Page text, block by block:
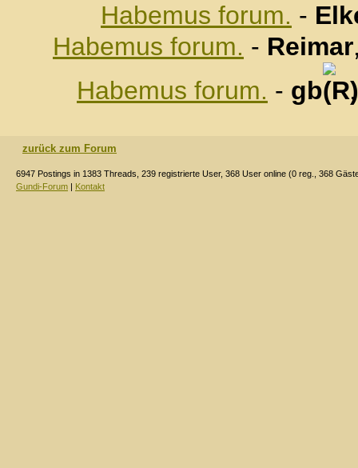
Habemus forum. -
Habemus forum. - Reimar
Habemus forum. - gb
zurück zum Forum
6947 Postings in 1383 Threads, 239 registrierte User, 368 User online (0 reg., 368
Gundi-Forum | Kontakt